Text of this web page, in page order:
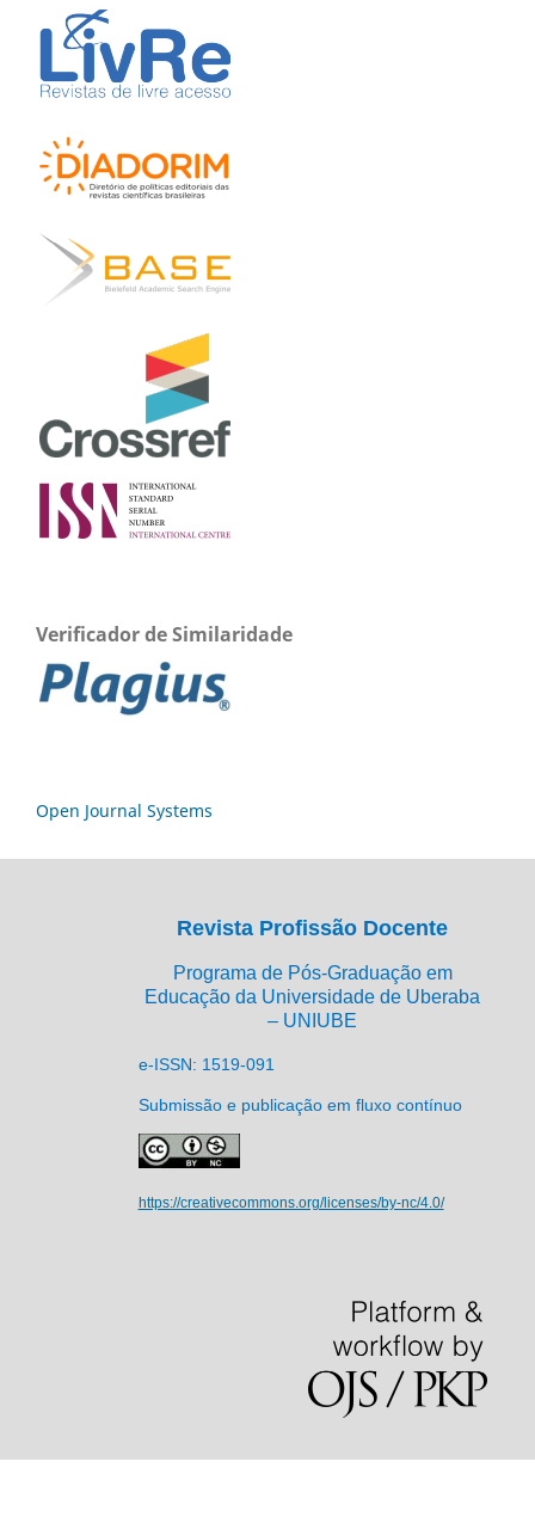
Verificador de Similaridade
Open Journal Systems
Revista Profissão Docente
Programa de Pós-Graduação em
Educação da Universidade de Uberaba
– UNIUBE
e-ISSN: 1519-091
Submissão e publicação em fluxo contínuo
https://creativecommons.org/licenses/by-nc/4.0/